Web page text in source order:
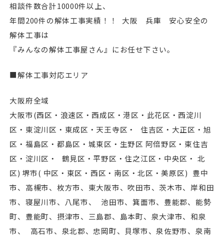
相談件数合計10000件以上、
年間200件の解体工事実績！！ 大阪 兵庫 安心安全の
解体工事は
『みんなの解体工事屋さん』にお任せ下さい。
■解体工事対応エリア
大阪府全域
⼤阪市(⻄区・浪速区・⻄成区・港区・此花区・⻄淀川
区・東淀川区・東成区・天王寺区・ 住吉区・⼤正区・旭
区・福島区・都島区・城東区・生野区 阿倍野区・東住吉
区・淀川区・ 鶴見区・平野区・住之江区・中央区・ 北
区) 堺市( 中区・東区・⻄区・南区・北区・美原区) 豊中
市、高槻市、枚方市、東⼤阪市、吹田市、茨木市、岸和田
市、寝屋川市、八尾市、 池田市、箕面市、豊能郡、能勢
町、豊能町、摂津市、三島郡、島本町、泉⼤津市、和泉
市、 高石市、泉北郡、忠岡町、貝塚市、泉佐野市、泉南